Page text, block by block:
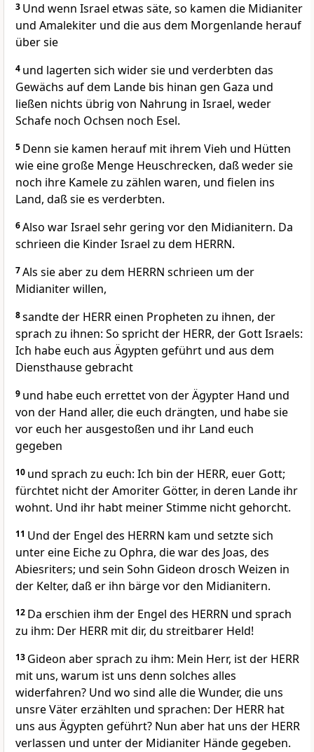
3 Und wenn Israel etwas säte, so kamen die Midianiter
und Amalekiter und die aus dem Morgenlande herauf
über sie
4 und lagerten sich wider sie und verderbten das
Gewächs auf dem Lande bis hinan gen Gaza und
ließen nichts übrig von Nahrung in Israel, weder
Schafe noch Ochsen noch Esel.
5 Denn sie kamen herauf mit ihrem Vieh und Hütten
wie eine große Menge Heuschrecken, daß weder sie
noch ihre Kamele zu zählen waren, und fielen ins
Land, daß sie es verderbten.
6Also war Israel sehr gering vor den Midianitern. Da
schrieen die Kinder Israel zu dem HERRN.
7Als sie aber zu dem HERRN schrieen um der
Midianiter willen,
8sandte der HERR einen Propheten zu ihnen, der
sprach zu ihnen: So spricht der HERR, der Gott Israels:
Ich habe euch aus Ägypten geführt und aus dem
Diensthause gebracht
9 und habe euch errettet von der Ägypter Hand und
von der Hand aller, die euch drängten, und habe sie
vor euch her ausgestoßen und ihr Land euch
gegeben
10 und sprach zu euch: Ich bin der HERR, euer Gott;
fürchtet nicht der Amoriter Götter, in deren Lande ihr
wohnt. Und ihr habt meiner Stimme nicht gehorcht.
11 Und der Engel des HERRN kam und setzte sich
unter eine Eiche zu Ophra, die war des Joas, des
Abiesriters; und sein Sohn Gideon drosch Weizen in
der Kelter, daß er ihn bärge vor den Midianitern.
12 Da erschien ihm der Engel des HERRN und sprach
zu ihm: Der HERR mit dir, du streitbarer Held!
13 Gideon aber sprach zu ihm: Mein Herr, ist der HERR
mit uns, warum ist uns denn solches alles
widerfahren? Und wo sind alle die Wunder, die uns
unsre Väter erzählten und sprachen: Der HERR hat
uns aus Ägypten geführt? Nun aber hat uns der HERR
verlassen und unter der Midianiter Hände gegeben.